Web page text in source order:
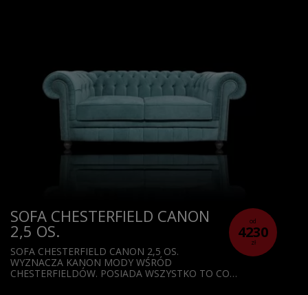
od
4230
zł
SOFA CHESTERFIELD CANON
2,5 OS.
SOFA CHESTERFIELD CANON 2,5 OS.
WYZNACZA KANON MODY WŚRÓD
CHESTERFIELDÓW. POSIADA WSZYSTKO TO CO…